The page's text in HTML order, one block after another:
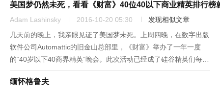
司。”僵尸公司是指人们曾经感兴趣但已加入“...
美国梦仍然未死，看看《财富》40位40以下商业精英排行榜
Adam Lashinsky 2016-10-20 05:30
发现相似文章
几天前的晚上，我亲眼见证了美国梦未死。上周四晚，在数字出版
软件公司Automattic的旧金山总部里，《财富》举办了一年一度
的“40岁以下40商界精英”晚会。此次活动已经成了硅谷精英们每年
必到的一次盛会。他们来到这里一方面是为了与其他行业精英聚
会，另一方面也是为了庆祝来自科技等行业的40岁以下的中青...
缅怀格鲁夫